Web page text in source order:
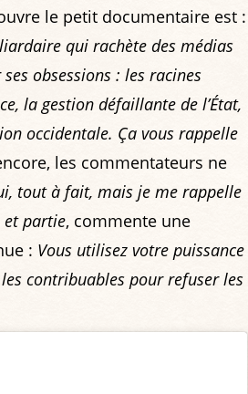
le petit documentaire est :
qui rachète des médias
obsessions : les racines
la gestion défaillante de l’État,
occidentale. Ça vous rappelle
les commentateurs ne
tout à fait, mais je me rappelle
et partie, commente une
: Vous utilisez votre puissance
contribuables pour refuser les